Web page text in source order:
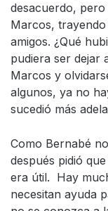
desacuerdo,
Marcos,
amigos. ¿Qué
pudiera ser dejar
Marcos y
algunos, ya no
sucedió más
Como Bernabé
después pidió
era útil. Hay
necesitan ayuda